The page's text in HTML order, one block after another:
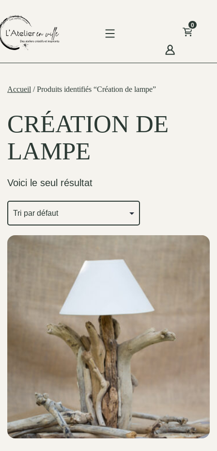
to
content
0
Accueil / Produits identifiés “Création de lampe”
CRÉATION DE
LAMPE
Voici le seul résultat